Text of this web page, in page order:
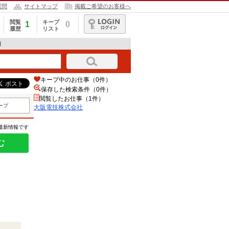
問 サイトマップ 掲載ご希望のお客様へ
閲覧
履歴
1
キープ
リスト
0
ログイン
プ
新情報です
キープ中のお仕事（0件）
保存した検索条件（0件）
閲覧したお仕事（1件）
大阪電技株式会社